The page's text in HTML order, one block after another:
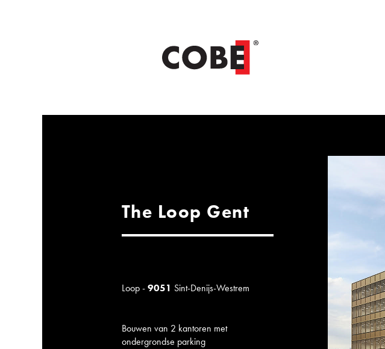
The Loop Gent
Loop -9051 Sint-Denijs-Westrem
Bouwen van 2 kantoren met
ondergrondse parking